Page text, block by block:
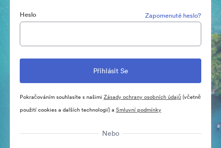
Heslo Zapomenuté heslo?
Pokračováním souhlasíte s našimi Zásady ochrany osobních údajů(včetně
použití cookies a dalších technologií) a Smluvní podmínky
Nebo